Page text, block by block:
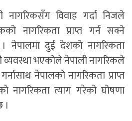
नागरिकसँग विवाह गर्दा निजले
नागरिकता प्राप्त गर्न सक्ने
। नेपालमा दुई देशको नागरिकता
व्यवस्था भएकोले नेपाली नागरिकले
नेपालको नागरिकता प्राप्त
नागरिकता त्याग गरेको घोषणा
।